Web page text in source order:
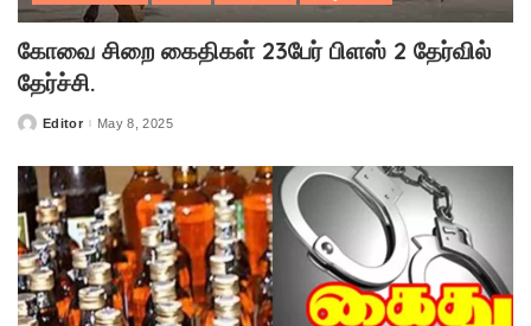
கோவை சிறை கைதிகள் 23பேர் பிளஸ் 2 தேர்வில்
தேர்ச்சி.
PostedEditor May 8, 2025